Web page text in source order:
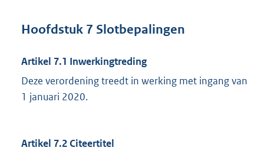
Hoofdstuk 7 Slotbepalingen
Artikel 7.1 Inwerkingtreding
Deze verordening treedt in werking met ingang van
1 januari 2020.
Artikel 7.2 Citeertitel